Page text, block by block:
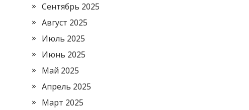
Сентябрь 2025
Август 2025
Июль 2025
Июнь 2025
Май 2025
Апрель 2025
Март 2025